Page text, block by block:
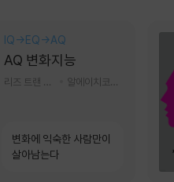
IQ→EQ→AQ
AQ 변화지능
변화에 익숙한 사람만이
살아남는다